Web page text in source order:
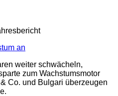
an
weiter schwächeln,
zum Wachstumsmotor
Co. und Bulgari überzeugen